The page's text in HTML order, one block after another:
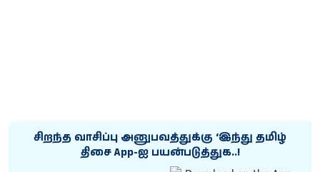
சிறந்த வாசிப்பு அனுபவத்துக்கு ‘இந்து தமிழ்
திசை App-ஐ பயன்படுத்துக..!